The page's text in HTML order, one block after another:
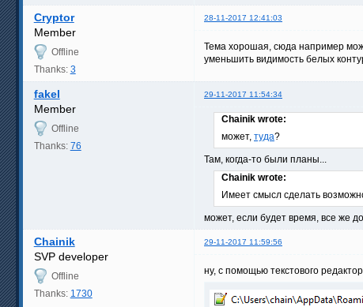
Cryptor 28-11-2017 12:41:03
Member
Offline
Thanks: 3
Тема хорошая, сюда например
уменьшить видимость белых
fakel 29-11-2017 11:54:34
Member
Offline
Thanks: 76
Chainik wrote:
может, туда?
Там, когда-то были планы...
Chainik wrote:
Имеет смысл сделать
может, если будет время, все же
Chainik 29-11-2017 11:59:56
SVP developer
Offline
Thanks: 1730
ну, с помощью текстового